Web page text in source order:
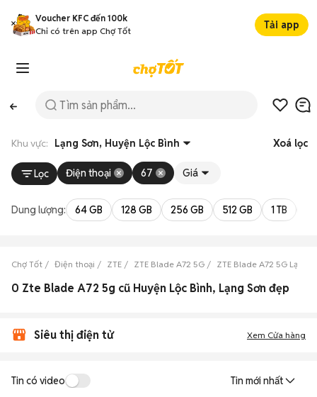
Voucher KFC đến 100k
Chỉ có trên app Chợ Tốt
Tải app
Khu vực: Lạng Sơn, Huyện Lộc Bình Xoá lọc
Lọc Điện thoại 67 Giá
Dung lượng: 64 GB 128 GB 256 GB 512 GB 1 TB
Chợ Tốt Điện thoại ZTE ZTE Blade A72 5G ZTE Blade A72 5G Lạng
0 Zte Blade A72 5g cũ Huyện Lộc Bình, Lạng Sơn đẹp
Siêu thị điện tử Xem Cửa hàng
Tin có video Tin mới nhất